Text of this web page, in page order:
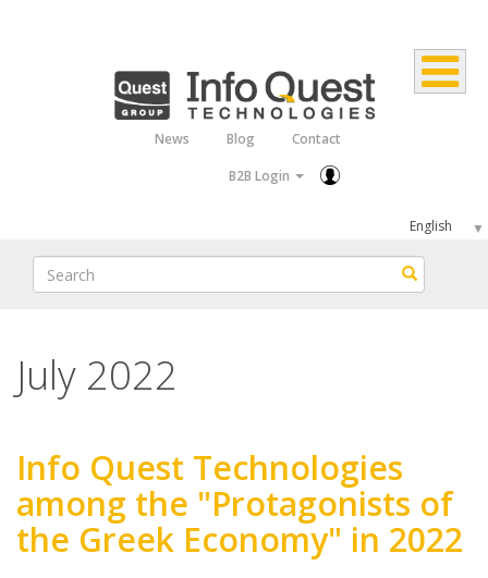
News Blog
Contact
B2B Login
Select
your
language
Search Search
July 2022
Info Quest Technologies
among the "Protagonists of
the Greek Economy" in 2022